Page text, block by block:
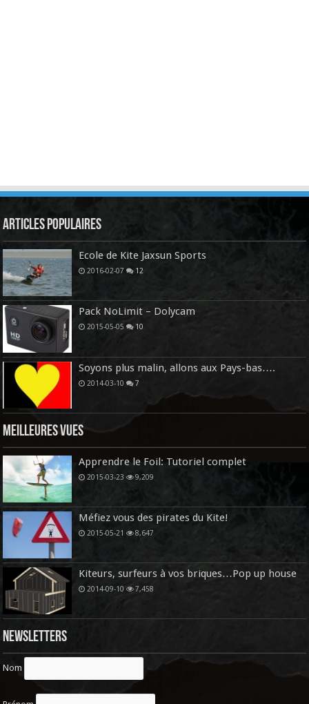
Articles Populaires
Ecole de Kite Jaxsun Sports
2016-02-07 12
Pack NoLimit – Dolycam
2015-05-05 10
Soyons plus malin, allons aux Pays-bas….
2014-03-10 7
Meilleures vues
Apprendre le Foil: Tutoriel complet
2015-03-23 9,209
Méfiez vous des pirates du Kite!
2015-05-21 8,647
Kiteurs, surfeurs à vos briques…Pop up house
2014-09-10 7,458
Newsletters
Nom